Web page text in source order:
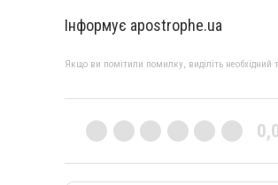
Інформує apostrophe.ua
Якщо ви помітили помилку, виділіть необхідний